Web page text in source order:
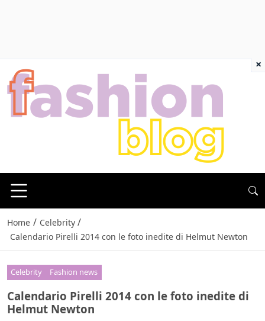
Home / Celebrity /
Calendario Pirelli 2014 con le foto inedite di Helmut Newton
Celebrity Fashion news
Calendario Pirelli 2014 con le foto inedite di
Helmut Newton
×